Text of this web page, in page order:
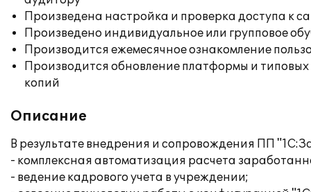
Произведена настройка и проверка доступа к
Произведено индивидуальное или групповое
Производится ежемесячное ознакомление
Производится обновление платформы и
копий
Описание
В результате внедрения и сопровождения ПП
- комплексная автоматизация расчета
- ведение кадрового учета в учреждении;